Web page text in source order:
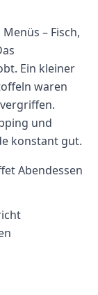
– Fisch,
Ein kleiner
waren
und
konstant gut.